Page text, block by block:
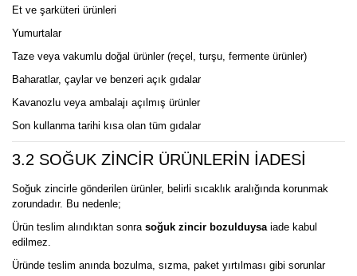
Et ve şarküteri ürünleri
Yumurtalar
Taze veya vakumlu doğal ürünler (reçel, turşu, fermente ürünler)
Baharatlar, çaylar ve benzeri açık gıdalar
Kavanozlu veya ambalajı açılmış ürünler
Son kullanma tarihi kısa olan tüm gıdalar
3.2 SOĞUK ZİNCİR ÜRÜNLERİN İADESİ
Soğuk zincirle gönderilen ürünler, belirli sıcaklık aralığında korunmak
zorundadır. Bu nedenle;
Ürün teslim alındıktan sonra soğuk zincir bozulduysaiade kabul
edilmez.
Üründe teslim anında bozulma, sızma, paket yırtılması gibi sorunlar